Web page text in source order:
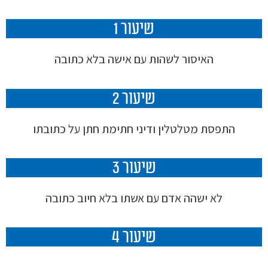
שיעור 1
האיסור לשהות עם אישה בלא כתובה
שיעור 2
התפסת מטלטלין ודיני חתימת חתן על כתובתו
שיעור 3
לא ישהה אדם עם אשתו בלא חיוב כתובה
שיעור 4